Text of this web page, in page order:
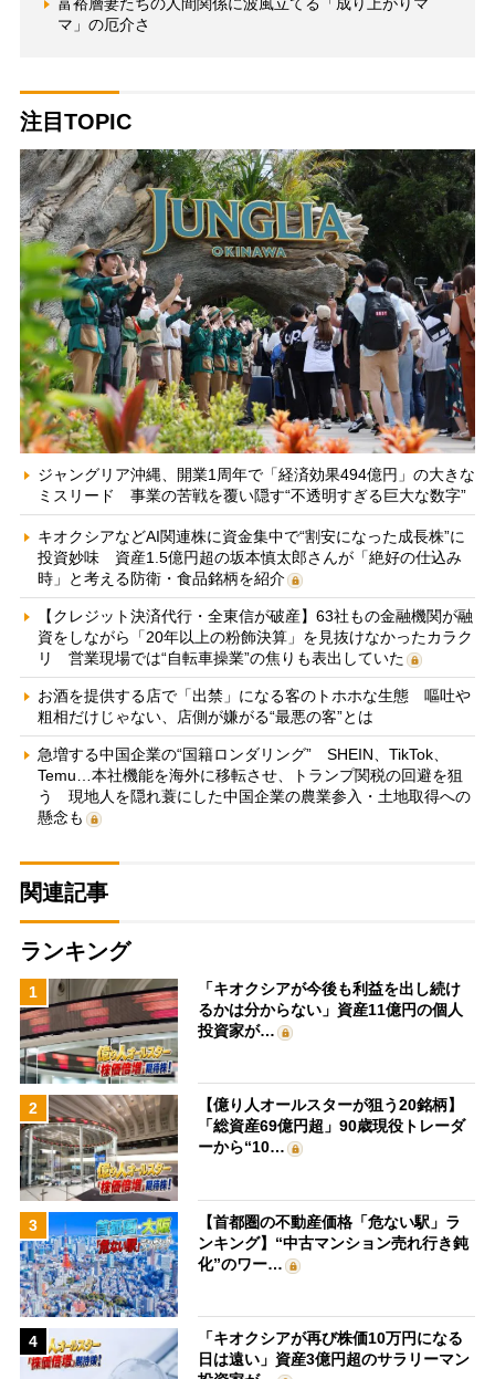
富裕層妻たちの人間関係に波風立てる「成り上がりマ
マ」の厄介さ
注目TOPIC
ジャングリア沖縄、開業1周年で「経済効果494億円」の大きな
ミスリード 事業の苦戦を覆い隠す“不透明すぎる巨大な数字”
キオクシアなどAI関連株に資金集中で“割安になった成長株”に
投資妙味 資産1.5億円超の坂本慎太郎さんが「絶好の仕込み
時」と考える防衛・食品銘柄を紹介
【クレジット決済代行・全東信が破産】63社もの金融機関が融
資をしながら「20年以上の粉飾決算」を見抜けなかったカラク
リ 営業現場では“自転車操業”の焦りも表出していた
お酒を提供する店で「出禁」になる客のトホホな生態 嘔吐や
粗相だけじゃない、店側が嫌がる“最悪の客”とは
急増する中国企業の“国籍ロンダリング” SHEIN、TikTok、
Temu…本社機能を海外に移転させ、トランプ関税の回避を狙
う 現地人を隠れ蓑にした中国企業の農業参入・土地取得への
懸念も
関連記事
ランキング
1
「キオクシアが今後も利益を出し続け
るかは分からない」資産11億円の個人
投資家が…
2
【億り人オールスターが狙う20銘柄】
「総資産69億円超」90歳現役トレーダ
ーから“10…
3
【首都圏の不動産価格「危ない駅」ラ
ンキング】“中古マンション売れ行き鈍
化”のワー…
4
「キオクシアが再び株価10万円になる
日は遠い」資産3億円超のサラリーマン